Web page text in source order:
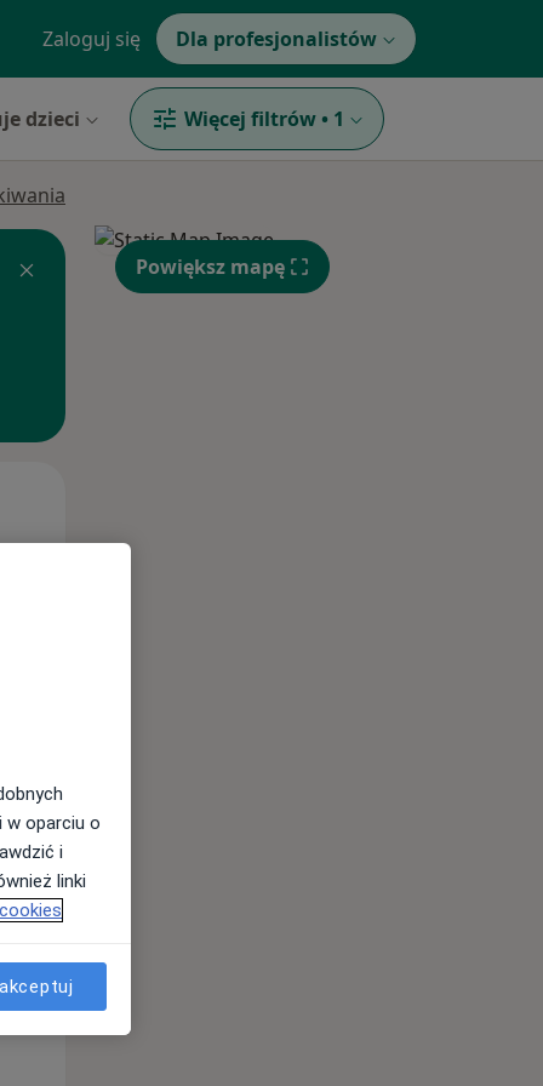
Zaloguj się Dla profesjonalistów
dzieci Więcej filtrów • 1
Pt,
14 Sie
Powiększ mapę
w oparciu o
i
linki